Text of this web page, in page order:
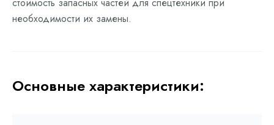
необходимости их замены.
Основные характеристики: